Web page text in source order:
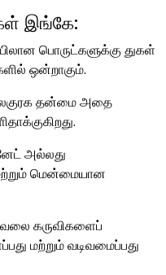
இங்கே:
பொருட்களுக்கு துகள்
ஒன்றாகும்.
தன்மை அதை
அல்லது
மென்மையான
கருவிகளைப்
மற்றும் வடிவமைப்பது